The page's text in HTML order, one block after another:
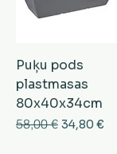
Puķu pods
plastmasas
80x40x34cm
Parastā cena
58,00 € 34,80 €